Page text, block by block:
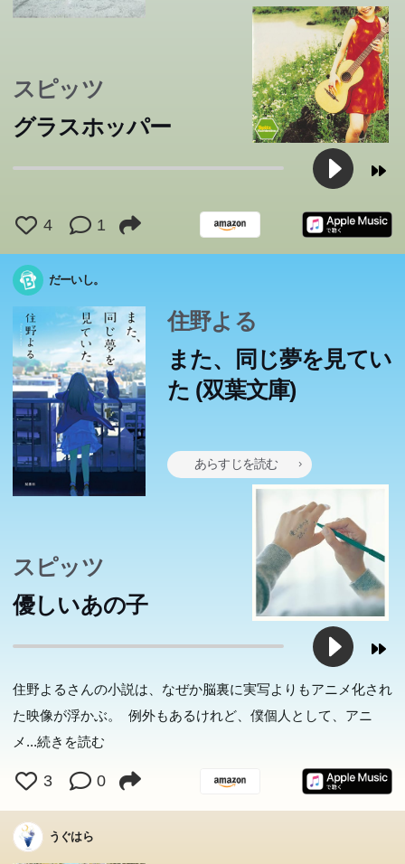
は、小さな小さな自分の星を後にして、いくつもの星をめ
ぐってから七番目の星・地球にたどり着いた王子さまだっ
た…。一度読んだら必ず宝物にしたくなる、この宝石のよ
うな物語は、刊行後六十年以上たった今も、世界中でみん
なの心をつかんで離さない。最も愛らしく毅然とした王子
さまを、優しい日本語でよみがえらせた、新訳。
の交換。やりとりを重ねるうち、僕は彼女に会いたいと思
うようになっていた。しかし、彼女にはどうしても会えな
い理由があって——。2015年11月映画公開
永遠の絆の物語を村上勉の絵にのせて。
放課後、二人の男子が交互に相手が死ぬまで銃で撃ち合う
「決闘」。それを仕切る百瀬くんとは?新しい〈戦争〉を
描く文藝賞受賞作。
あなたを、助けたい。
学校での居場所をなくし、閉じこもっていたこころの目の
抜けた先にあったのは、城のような不思議な建物。そこに
はちょうどこころと似た境遇の7人が集められていた――
なぜこの7人が、なぜこの場所に。すべてが明らかになる
とき、驚きとともに大きな感動に包まれる。
生きづらさを感じているすべての人に贈る物語。一気読み
必至の著者最高傑作。
われ、辞書編集部に引き抜かれた。新しい辞書『大渡海』
の完成に向け、彼と編集部の面々の長い長い旅が始まる。
定年間近のベテラン編集者。日本語研究に人生を捧げる老
学者。辞書作りに情熱を持ち始める同僚たち。そして馬締
がついに出会った運命の女性。不器用な人々の思いが胸を
打つ本屋大賞受賞作!
れど高校最後の体育祭をきっかけに付き合い始めた天真爛
漫な小春と過ごすうち、亮太の時間が動きはじめる。やが
て家族となった二人。毎日一緒に美味しいごはんを食べ、
幸せな未来を思い描いた矢先、小春の身に異変が。「神様
は乗り越えられる試練しか与えない」亮太は小春を励ます
が...。泣いて笑って温かい、優しい恋の物語。
これは猫と戦争、そしてなにより世界の秘密のおはなし。
伊坂幸太郎が描く、壮大な傑作！ 「ちょっと待ってほし
いのだが」私はトムという名の猫に話しかけた。猫に喋り
かけていること自体、眩暈を覚える思いだったが致し方な
い。前には猫がおり、自分は身動きが取れず、しかもその
猫が私に理解できる言葉を発しているのは事実なのだ。目
を覚ましたら見覚えのない土地の草叢で、蔓で縛られ、身
動きが取れなくなっていた。仰向けの胸には灰色の猫が座
っていて、「ちょっと話を聞いてほしいんだけど」と声を
出すから、驚きが頭を突き抜けた。「僕の住む国では、ば
たばたといろんなことが起きた。戦争が終わったんだ」
――伊坂幸太郎、十冊目の書き下ろし長編は、世界の秘密
についてのおはなし。野心的傑作。
この本のあらすじは準備中です。Amazonで読むこともでき
ます。
殺された妻の仇を討つため非合法組織【令嬢】の社員とし
て働く「鈴木」。復讐の機会をうかがっている最中、その
ターゲットが何者かに殺され...。ナイフ使いの「蝉」、自
殺させ屋「鯨」、そして謎の男「押し屋」を巻き込み、復
讐劇は予測不可能な未来へ突き進む――
スピッツ
グラスホッパー
4 1
だーいし。
住野よる
また、同じ夢を見てい
た (双葉文庫)
あらすじを読む
花は「人生とは~」が口癖のちょっとおませな女の子。あ
る日、彼女は草むらで一匹の猫に出会う。そしてその出会
いは、とても格好いい“アバズレさん”、手首に傷がある“南
さん”といった、様々な過去を持つ女性たちとの不思議な
出会いに繋がっていき―。大ベストセラー青春小説『君の
膵臓をたべたい』の住野よるが贈る、幸せを探す物語。
スピッツ
優しいあの子
住野よるさんの小説は、なぜか脳裏に実写よりもアニメ化され
た映像が浮かぶ。 例外もあるけれど、僕個人として、アニ
メ ...続きを読む
3 0
うぐはら
映画撮影所の小道具係を辞めようかと悩む隆之さん、客の
少ない食堂で奮闘する継治さん、月明かりのアパートで母
広げられる心温まる人生のドラマ。 収録作品は「黒猫の
ミーコ」「三姉妹」「明滅」「本番スタート！」「台風の
あとで」「花丼」「越冬」「月明かりの夜に」の全８篇。
名もなき人びとの輝ける瞬間が胸を打つ、珠玉の連作短篇
集。
た...。片道わずか15分のローカル線で起きる小さな奇跡の
数々。乗り合わせただけの乗客の人生が少しずつ交差し、
やがて希望の物語が紡がれる。恋の始まり、別れの兆し、
途中下車―人数分のドラマを乗せた電車はどこまでもは続
かない線路を走っていく。ほっこり胸キュンの傑作長篇小
説。
全犯罪を企み、実行する前に、探偵に見抜かれてしまった
犯人の悲鳴が響く。父から莫大な遺産を相続した女子高生
の一華。四十九日の法要で、彼女を暗殺するチャンスは、
寺での読経時、墓での納骨時、ホテルでの会食時の三回！
犯人たちは、今度こそ彼女を亡き者にできるのか!?百花繚
乱の完全犯罪トリックvs.事件を起こさせない探偵！
■霧ヶ峰涼と渡り廊下の怪人 体育祭を二日後に控えた学
園。陸上部の練習終了後、主将の足立が倒れていた場所
は、渡り廊下の中央という奇妙な場所だった。 ■霧ヶ峰涼
と瓢箪池の怪事件 秋の学園祭。探偵部一同はお好み焼き
屋を出店。 その夕刻、モテ男の生徒が謎の女性に襲わ
れ、瓢箪池に転落してしまった。 ■霧ヶ峰涼への挑戦 ミ
ス鯉高祭を見に行こうとする涼の前に、大金うるるが現れ
る。 名前からして霧ヶ峰涼のライバル美少女は、架空密
室事件の挑戦状を探偵部にたたきつけた。 ■霧ヶ峰涼と十
二月のUFO 冬期補習の帰り、クール・ビューティー、池
上先生と会った涼は、二人で恋ヶ窪教会の前を通ったが、
その庭で神父さんが……。 ■霧ヶ峰涼と映画部の密室 ひ
ょんなことから、映画部の映画に出演することになってし
まった涼。 だがその部室から、40インチのテレビが消失
した。 ■霧ヶ峰涼への二度目の挑戦 またも現れた大金う
るる。今度仕掛けた架空事件は“空家の刺殺死体”。 雪の
中、第三者の出入りは不可能で、涼に“犯人”の疑いが？ ■
霧ヶ峰涼とお礼参りの謎 霧ヶ峰涼、二年最後の三月。学
園には三年生による先生への 「お礼参り」という習慣(？)
があるという。池の畔に立つ体育教師に早速……。
【無料試し読み閲覧期間2018/03/02～2018/03/15】 話題沸
騰★青年・久能整！ついに登場！！ 『BASARA』
『7SEEDS』の田村由美、超ひさびさの新シリーズがつい
に始動！！ その主人公は、たった一人の青年！ しかも謎
めいた、天然パーマの久能 整（くのう ととのう）なので
す！！ 解決解読青年・久能 整、颯爽登場の第一巻！！ 冬
のある、カレー日和。アパートの部屋で大学生・整がタマ
ネギをザク切りしていると・・・警察官がやってき
て・・・！？ 突然任意同行された整に、近隣で起こった
殺人事件の容疑がかけられる。 しかもその被害者は、整
の同級生で・・・。 次々に容疑を裏付ける証拠を突きつ
けられた整はいったいどうなる・・・？？？ 新感覚スト
ーリー「ミステリと言う勿れ」、注目の第一巻です！！
元OLが営業の仕事で鍛えた話術を活かし、ルイーズ吉田
で、悩みを抱える人の背中を押す。父と母のどちらを選ぶ
べき?という小学生男子や、占いが何度外れても訪れる女
子高生、物事のおしまいが見えるという青年...。じんわり
優しく温かい著者の世界が詰まった一冊。
この本のあらすじは準備中です。Amazonで読むこともでき
ます。
羊飼いの少女・ノーラ、借金先のレメリオ商会を巻き込ん
で、最後の手段に打って出る──! 物語が大きく動きだす、
ファン必読の第5巻!
君はまだ覚えているだろうか。やりがいのある仕事と大切
な人。今の僕はそれなりに幸せに生きているつもりだっ
た。だけど、どうしても忘れられない人、あおいが、心の
奥に眠っている。あの日、彼女は、僕の腕の中から永遠に
失われてしまったはずなのに―。切ない愛の軌跡を男性の
視点から描く、青の物語。